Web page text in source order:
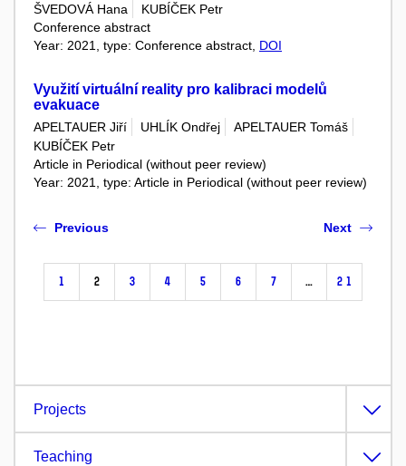
ŠVEDOVÁ Hana
KUBÍČEK Petr
Conference abstract
Year: 2021, type: Conference abstract, DOI
Využití virtuální reality pro kalibraci modelů
evakuace
APELTAUER Jiří UHLÍK Ondřej
APELTAUER Tomáš
KUBÍČEK Petr
Article in Periodical (without peer review)
Year: 2021, type: Article in Periodical (without peer review)
Previous
1 2 3 4 5 6 7 … 21
Next
Projects
Teaching